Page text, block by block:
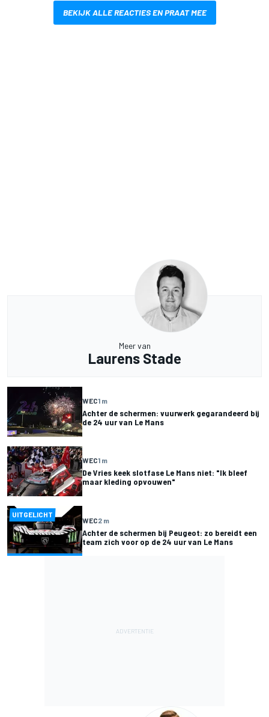
BEKIJK ALLE REACTIES EN PRAAT MEE
Meer van
Laurens Stade
WEC1 m
Achter de schermen: vuurwerk gegarandeerd bij
de 24 uur van Le Mans
WEC1 m
De Vries keek slotfase Le Mans niet: "Ik bleef
maar kleding opvouwen"
UITGELICHT
WEC2 m
Achter de schermen bij Peugeot: zo bereidt een
team zich voor op de 24 uur van Le Mans